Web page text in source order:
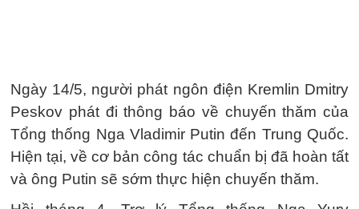
Ngày 14/5, người phát ngôn điện Kremlin Dmitry
Peskov phát đi thông báo về chuyến thăm của
Tổng thống Nga Vladimir Putin đến Trung Quốc.
Hiện tại, về cơ bản công tác chuẩn bị đã hoàn tất
và ông Putin sẽ sớm thực hiện chuyến thăm.